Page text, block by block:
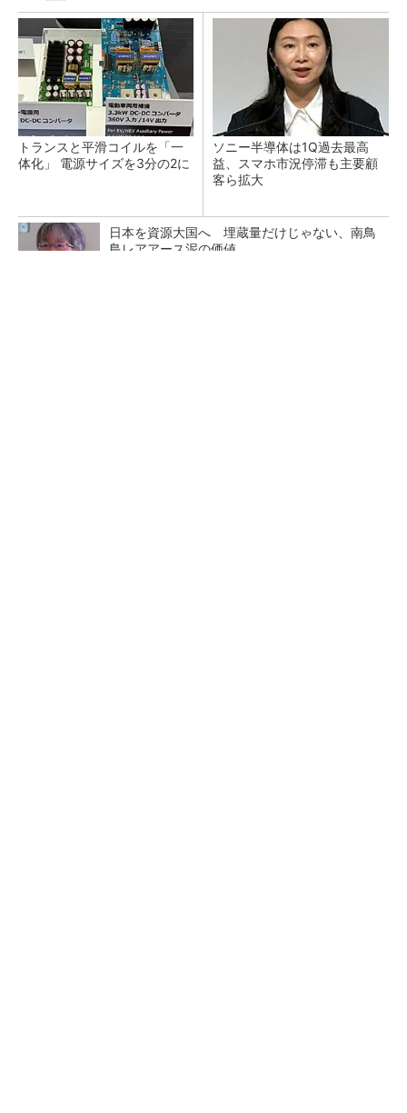
トランスと平滑コイルを「一
体化」 電源サイズを3分の2に
ソニー半導体は1Q過去最高
益、スマホ市況停滞も主要顧
客ら拡大
日本を資源大国へ 埋蔵量だけじゃない、南鳥
島レアアース泥の価値